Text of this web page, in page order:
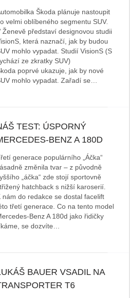
Škoda plánuje nastoupit
velmi oblíbeného segmentu SUV.
Ženevě představí designovou studii
která naznačí, jak by budou
mohlo vypadat. Studií VisionS (S
ze zkratky SUV)
poprvé ukazuje, jak by nové
mohlo vypadat. Zařadí se…
TEST: ÚSPORNÝ
BENZ A 180D
generace populárního „Áčka“
změnila tvar – z původně
„áčka“ zde stojí sportovně
hatchback s nižší karoserií.
nám do redakce se dostal facelift
třetí generace. Co na tento model
Benz A 180d jako řidičky
se dozvíte…
BAUER VSADIL NA
T6